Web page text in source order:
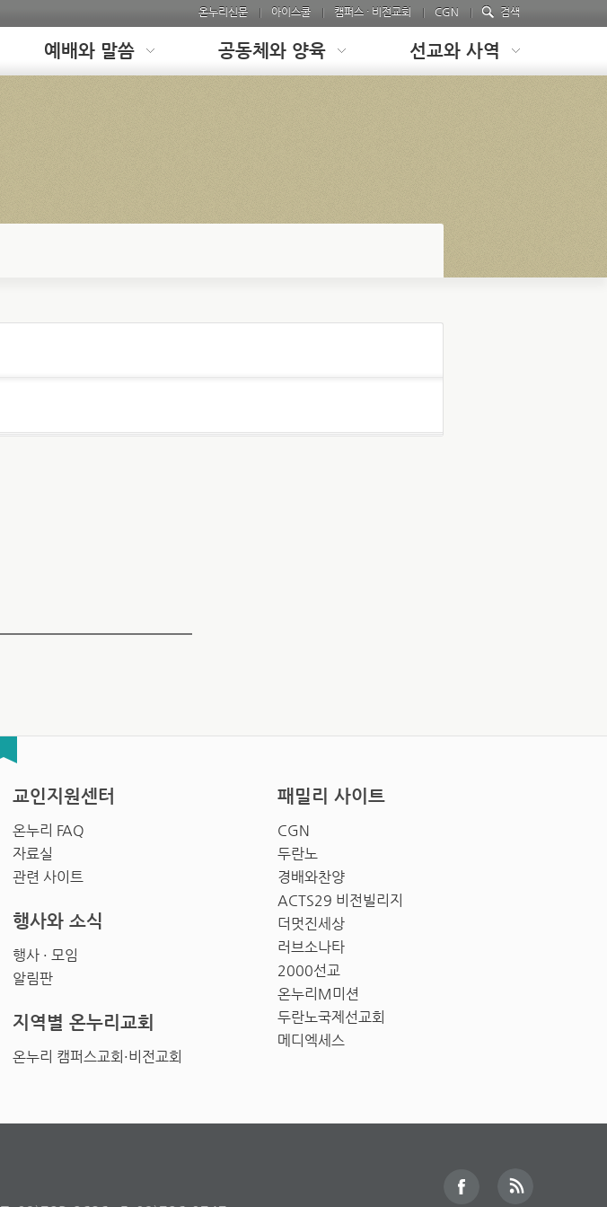
온누리신문 아이스쿨 캠퍼스 · 비전교회 CGN 검색
예배와 말씀 공동체와 양육 선교와 사역
교인지원센터
온누리 FAQ
자료실
관련 사이트
패밀리 사이트
CGN
두란노
경배와찬양
ACTS29 비전빌리지
더멋진세상
러브소나타
2000선교
온누리M미션
두란노국제선교회
메디엑세스
행사와 소식
행사 · 모임
알림판
지역별 온누리교회
온누리 캠퍼스교회·비전교회